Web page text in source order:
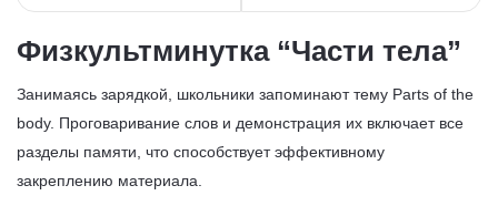
Физкультминутка “Части тела”
Занимаясь зарядкой, школьники запоминают тему Parts of the
body. Проговаривание слов и демонстрация их включает все
разделы памяти, что способствует эффективному
закреплению материала.